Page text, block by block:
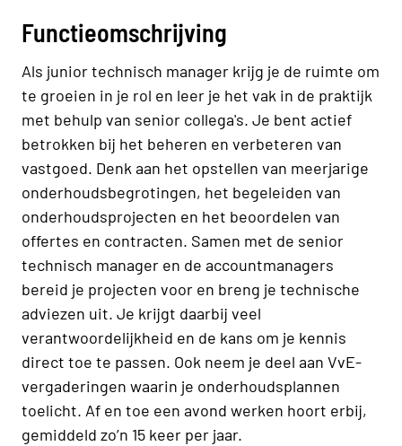
Functieomschrijving
Als junior technisch manager krijg je de ruimte om
te groeien in je rol en leer je het vak in de praktijk
met behulp van senior collega's. Je bent actief
betrokken bij het beheren en verbeteren van
vastgoed. Denk aan het opstellen van meerjarige
onderhoudsbegrotingen, het begeleiden van
onderhoudsprojecten en het beoordelen van
offertes en contracten. Samen met de senior
technisch manager en de accountmanagers
bereid je projecten voor en breng je technische
adviezen uit. Je krijgt daarbij veel
verantwoordelijkheid en de kans om je kennis
direct toe te passen. Ook neem je deel aan VvE-
vergaderingen waarin je onderhoudsplannen
toelicht. Af en toe een avond werken hoort erbij,
gemiddeld zo’n 15 keer per jaar.